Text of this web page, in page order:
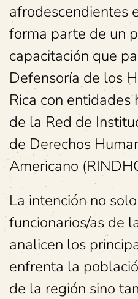
afrodescendientes
forma parte de un
capacitación que
Defensoría de los
Rica con
de la Red de
de Derechos
Americano
La intención no
funcionarios/as de
analicen los
enfrenta la
de la región sino